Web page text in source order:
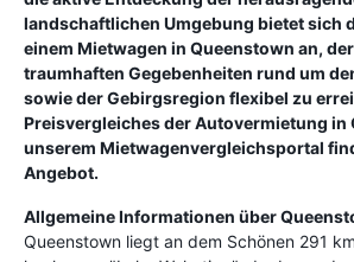
landschaftlichen Umgebung bietet sich
einem Mietwagen in Queenstown an,
traumhaften Gegebenheiten rund um
sowie der Gebirgsregion flexibel zu
Preisvergleiches der Autovermietung in
unserem Mietwagenvergleichsportal
Angebot.
Allgemeine Informationen über
Queenstown liegt an dem Schönen 291